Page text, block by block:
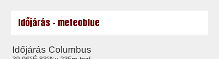
Időjárás - meteoblue